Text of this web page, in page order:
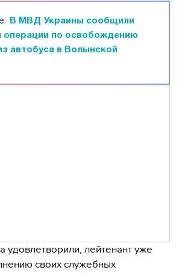
В МВД Украины сообщили
операции по освобождению
автобуса в Волынской
удовлетворили, лейтенант уже
своих служебных